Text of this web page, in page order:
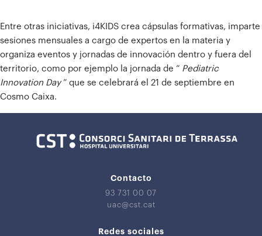
Entre otras iniciativas, i4KIDS crea cápsulas formativas, imparte
sesiones mensuales a cargo de expertos en la materia y
organiza eventos y jornadas de innovación dentro y fuera del
territorio, como por ejemplo la jornada de “ Pediatric
Innovation Day” que se celebrará el 21 de septiembre en
Cosmo Caixa.
Contacto
93 731 00 07
uac@cst.cat
Redes sociales